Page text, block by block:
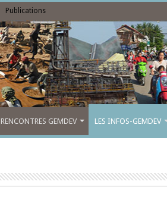
Publications
RENCONTRES GEMDEV LES INFOS-GEMDEV